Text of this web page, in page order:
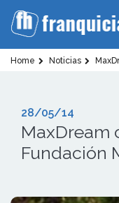
Home Noticias
28/05/14
MaxDream
Fundación